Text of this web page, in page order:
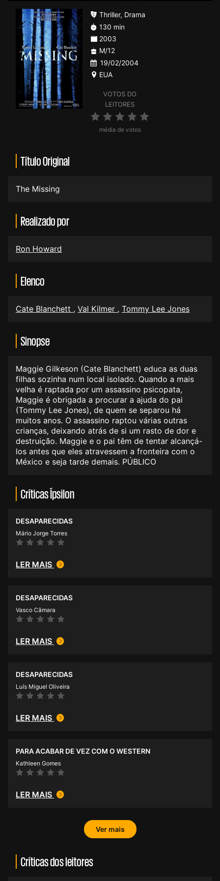
VOTOS DO
LEITORES
média de votos
Thriller, Drama
130 min
2003
M/12
19/02/2004
EUA
Título Original
The Missing
Realizado por
Ron Howard
Elenco
Cate Blanchett , Val Kilmer , Tommy Lee Jones
Sinopse
Maggie Gilkeson (Cate Blanchett) educa as duas
filhas sozinha num local isolado. Quando a mais
velha é raptada por um assassino psicopata,
Maggie é obrigada a procurar a ajuda do pai
(Tommy Lee Jones), de quem se separou há
muitos anos. O assassino raptou várias outras
crianças, deixando atrás de si um rasto de dor e
destruição. Maggie e o pai têm de tentar alcançá-
los antes que eles atravessem a fronteira com o
México e seja tarde demais. PÚBLICO
Críticas Ípsilon
DESAPARECIDAS
Mário Jorge Torres
LER MAIS
DESAPARECIDAS
Vasco Câmara
LER MAIS
DESAPARECIDAS
Luís Miguel Oliveira
LER MAIS
PARA ACABAR DE VEZ COM O WESTERN
Kathleen Gomes
LER MAIS
Ver mais
Críticas dos leitores